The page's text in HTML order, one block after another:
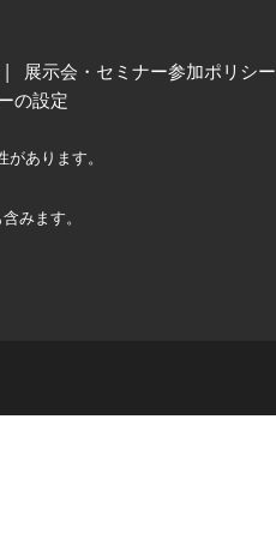
展示会・セミナー参加ポリシー
の設定
あります。
みます。